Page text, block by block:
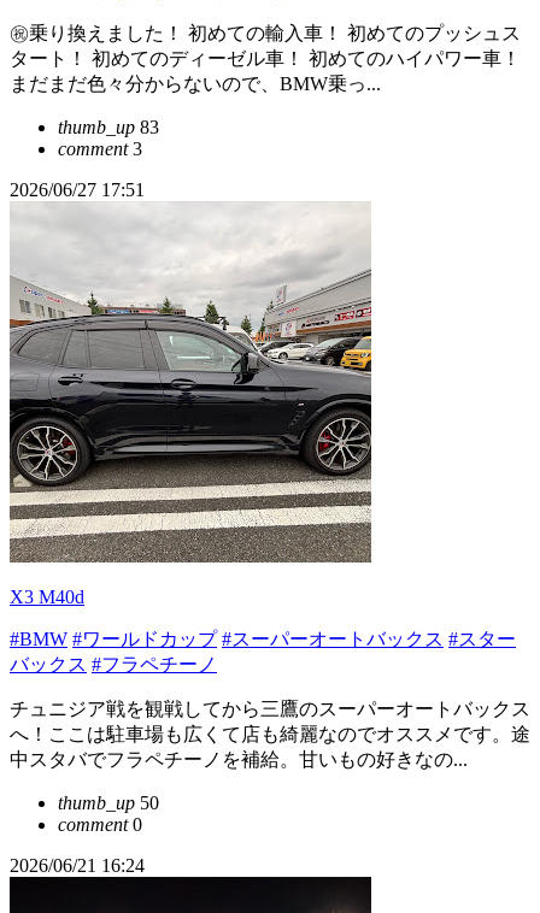
㊗️乗り換えました！ 初めての輸入車！ 初めてのプッシュス
タート！ 初めてのディーゼル車！ 初めてのハイパワー車！
まだまだ色々分からないので、BMW乗っ...
thumb_up 83
comment3
2026/06/27 17:51
X3 M40d
#BMW #ワールドカップ #スーパーオートバックス #スター
バックス #フラペチーノ
チュニジア戦を観戦してから三鷹のスーパーオートバックス
へ！ここは駐車場も広くて店も綺麗なのでオススメです。途
中スタバでフラペチーノを補給。甘いもの好きなの...
thumb_up 50
comment0
2026/06/21 16:24